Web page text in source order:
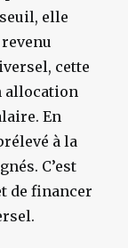
elle
cette
allocation
En
à la
C’est
de financer